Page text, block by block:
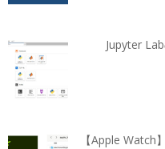
Jupyter
【Apple Watch